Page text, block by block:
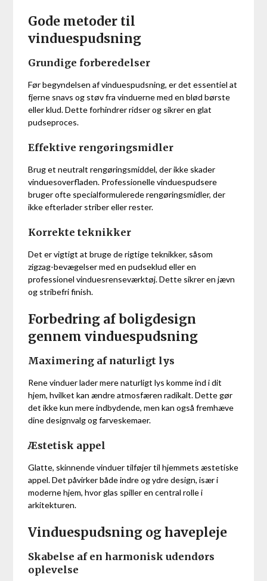
Gode metoder til
vinduespudsning
Grundige forberedelser
Før begyndelsen af vinduespudsning, er det essentiel at
fjerne snavs og støv fra vinduerne med en blød børste
eller klud. Dette forhindrer ridser og sikrer en glat
pudseproces.
Effektive rengøringsmidler
Brug et neutralt rengøringsmiddel, der ikke skader
vinduesoverfladen. Professionelle vinduespudsere
bruger ofte specialformulerede rengøringsmidler, der
ikke efterlader striber eller rester.
Korrekte teknikker
Det er vigtigt at bruge de rigtige teknikker, såsom
zigzag-bevægelser med en pudseklud eller en
professionel vinduesrenseværktøj. Dette sikrer en jævn
og stribefri finish.
Forbedring af boligdesign
gennem vinduespudsning
Maximering af naturligt lys
Rene vinduer lader mere naturligt lys komme ind i dit
hjem, hvilket kan ændre atmosfæren radikalt. Dette gør
det ikke kun mere indbydende, men kan også fremhæve
dine designvalg og farveskemaer.
Æstetisk appel
Glatte, skinnende vinduer tilføjer til hjemmets æstetiske
appel. Det påvirker både indre og ydre design, især i
moderne hjem, hvor glas spiller en central rolle i
arkitekturen.
Vinduespudsning og havepleje
Skabelse af en harmonisk udendørs
oplevelse